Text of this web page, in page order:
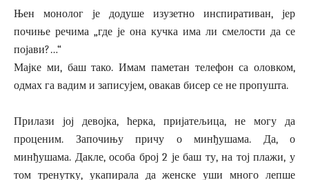
Њен монолог је додуше изузетно инспиративан, јер
почиње речима „где је она кучка има ли смелости да се
појави?…“
Мајке ми, баш тако. Имам паметан телефон са оловком,
одмах га вадим и записујем, овакав бисер се не пропушта.
Прилази јој девојка, ћерка, пријатељица, не могу да
проценим. Започињу причу о минђушама. Да, о
минђушама. Дакле, особа број 2 је баш ту, на тој плажи, у
том тренутку, укапирала да женске уши много лепше